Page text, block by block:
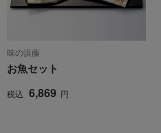
味の浜藤
お魚セット
税込 6,869 円